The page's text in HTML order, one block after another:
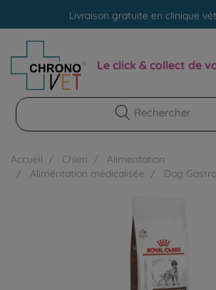
Livraison gratuite en clinique
Livraison gratuite en clinique
Le click & collect de
Accueil Chien
Alimentation
Alimentation médicalisée
Dog